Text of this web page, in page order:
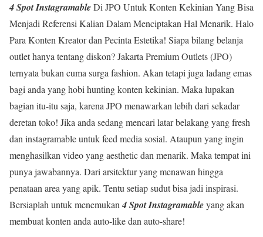
4 Spot InstagramableDi JPO Untuk Konten Kekinian Yang Bisa
Menjadi Referensi Kalian Dalam Menciptakan Hal Menarik. Halo
Para Konten Kreator dan Pecinta Estetika! Siapa bilang belanja
outlet hanya tentang diskon? Jakarta Premium Outlets (JPO)
ternyata bukan cuma surga fashion. Akan tetapi juga ladang emas
bagi anda yang hobi hunting konten kekinian. Maka lupakan
bagian itu-itu saja, karena JPO menawarkan lebih dari sekadar
deretan toko! Jika anda sedang mencari latar belakang yang fresh
dan instagramable untuk feed media sosial. Ataupun yang ingin
menghasilkan video yang aesthetic dan menarik. Maka tempat ini
punya jawabannya. Dari arsitektur yang menawan hingga
penataan area yang apik. Tentu setiap sudut bisa jadi inspirasi.
Bersiaplah untuk menemukan 4 Spot Instagramableyang akan
membuat konten anda auto-like dan auto-share!